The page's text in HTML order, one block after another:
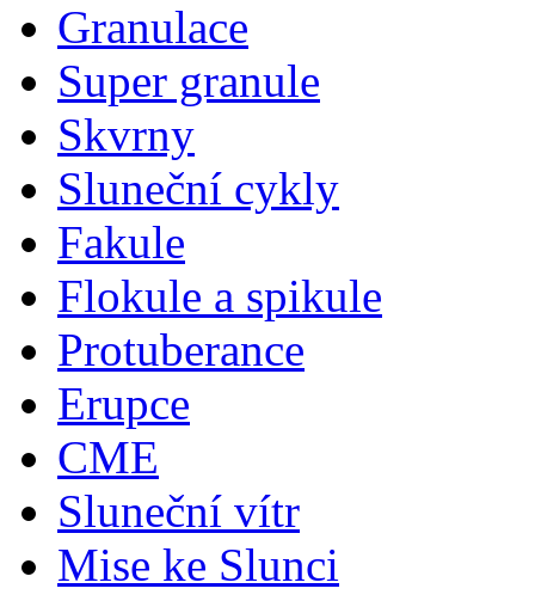
Granulace
Super granule
Skvrny
Sluneční cykly
Fakule
Flokule a spikule
Protuberance
Erupce
CME
Sluneční vítr
Mise ke Slunci